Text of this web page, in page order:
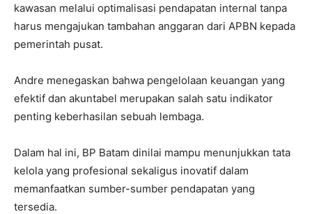
kawasan melalui optimalisasi pendapatan internal tanpa
harus mengajukan tambahan anggaran dari APBN kepada
pemerintah pusat.
Andre menegaskan bahwa pengelolaan keuangan yang
efektif dan akuntabel merupakan salah satu indikator
penting keberhasilan sebuah lembaga.
Dalam hal ini, BP Batam dinilai mampu menunjukkan tata
kelola yang profesional sekaligus inovatif dalam
memanfaatkan sumber-sumber pendapatan yang
tersedia.